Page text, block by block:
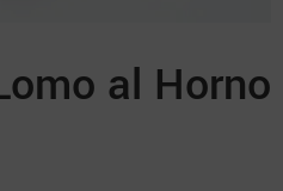
al Horno